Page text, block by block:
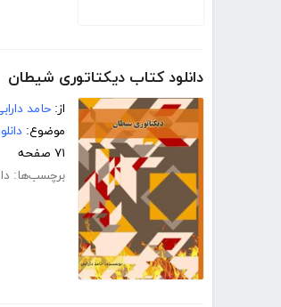
دانلود کتاب دیکتاتوری شیطان
از: حامد
موضوع:
۷۱ صفحه
برچسب‌ها: